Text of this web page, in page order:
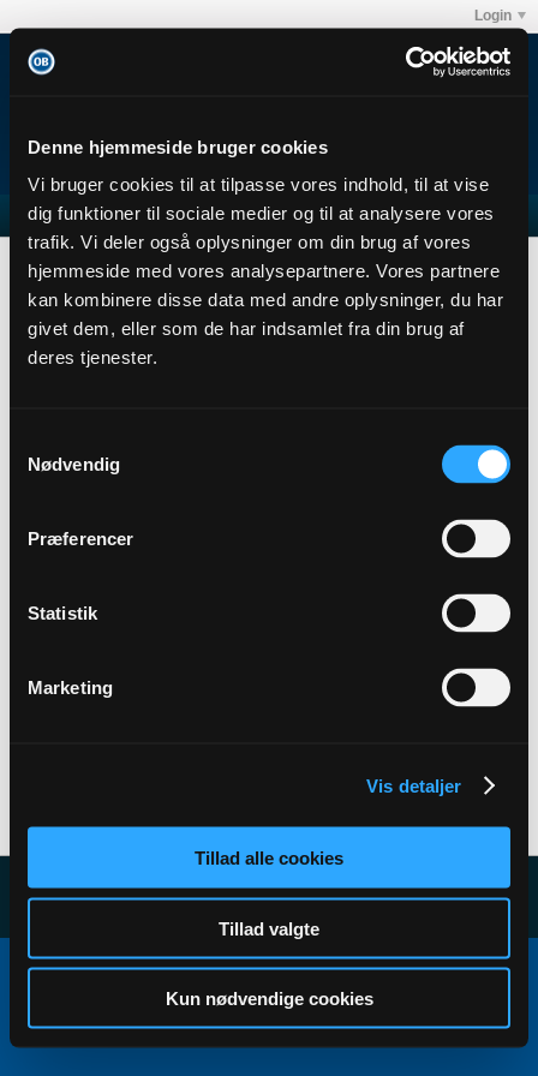
Denne hjemmeside bruger cookies
Vi bruger cookies til at tilpasse vores indhold, til at vise
dig funktioner til sociale medier og til at analysere vores
trafik. Vi deler også oplysninger om din brug af vores
hjemmeside med vores analysepartnere. Vores partnere
kan kombinere disse data med andre oplysninger, du har
givet dem, eller som de har indsamlet fra din brug af
deres tjenester.
Nødvendig
Præferencer
Statistik
Marketing
Vis detaljer
Tillad alle cookies
Tillad valgte
Kun nødvendige cookies
Login
khh3faabva@hotmail.com Subscribers
Subscription
khh3faabva@hotmail.com
Junior Member
0
0
Copyright ©2000 - 2026, Jelsoft Enterprises Ltd.
All times are GMT+1. This page was generated at 06:22.